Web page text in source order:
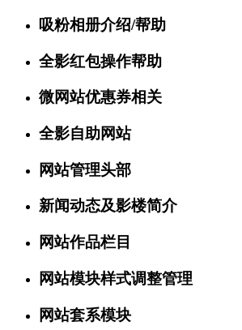
吸粉相册介绍/帮助
全影红包操作帮助
微网站优惠券相关
全影自助网站
网站管理头部
新闻动态及影楼简介
网站作品栏目
网站模块样式调整管理
网站套系模块